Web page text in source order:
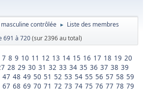
contrôlée ► Liste des membres
691 à 720(sur 2396 au total)
7 8 9 10 11 12 13 14 15 16 17 18 19 20
28 29 30 31 32 33 34 35 36 37 38 39
47 48 49 50 51 52 53 54 55 56 57 58 59
67 68 69 70 71 72 73 74 75 76 77 78 79